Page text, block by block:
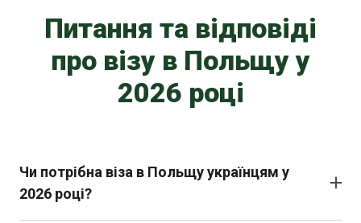
Питання та відповіді
про візу в Польщу у
2026 році
Чи потрібна віза в Польщу українцям у
2026 році?